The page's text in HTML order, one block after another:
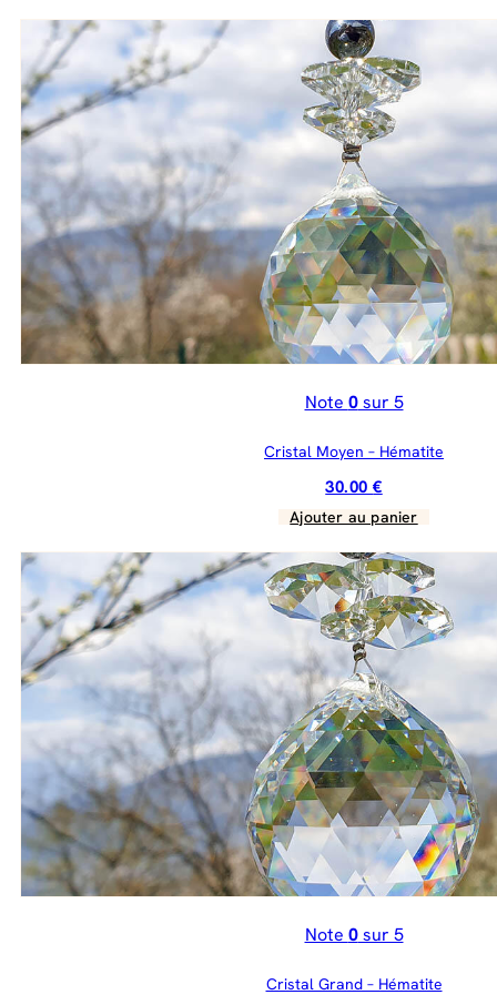
Note 0sur 5
Cristal Moyen – Hématite
30.00€
Ajouter au panier
Note 0sur 5
Cristal Grand – Hématite